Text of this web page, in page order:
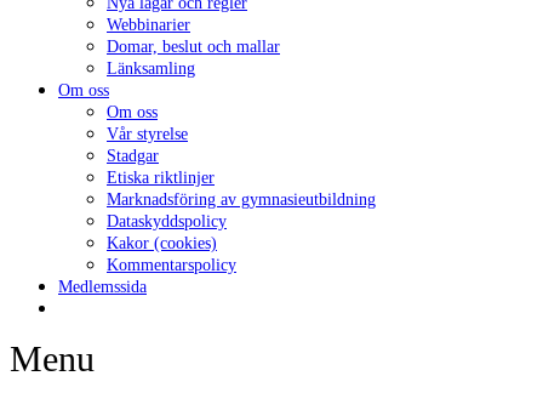
Webbinarier
Domar, beslut och mallar
Länksamling
Om oss
Om oss
Vår styrelse
Stadgar
Etiska riktlinjer
Marknadsföring av gymnasieutbildning
Dataskyddspolicy
Kakor (cookies)
Kommentarspolicy
Medlemssida
Menu